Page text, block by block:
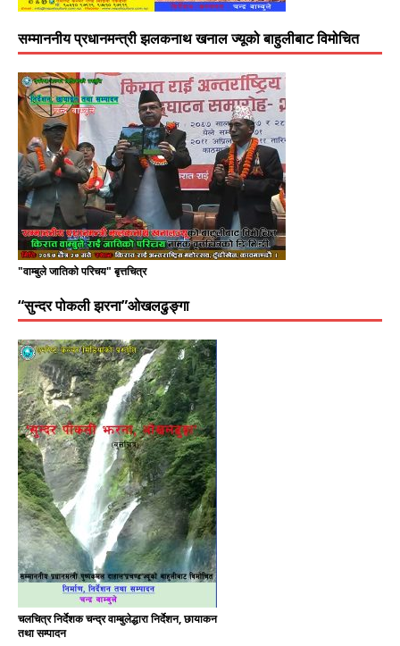
सम्माननीय प्रधानमन्त्री झलकनाथ खनाल ज्यूको बाहुलीबाट विमोचित
"वाम्बुले जातिको परिचय" बृत्तचित्र
“सुन्दर पोकली झरना”ओखलढुङ्गा
चलचित्र निर्देशक चन्द्र वाम्बुलेद्धारा निर्देशन, छायाकन
तथा सम्पादन